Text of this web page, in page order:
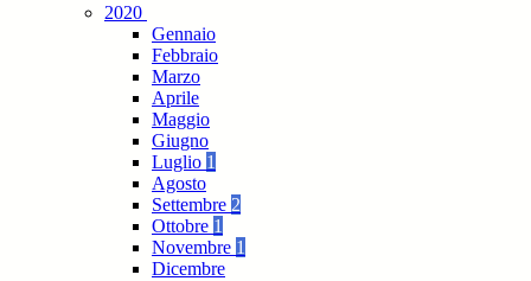
2020
Gennaio
Febbraio
Marzo
Aprile
Maggio
Giugno
Luglio 1
Agosto
Settembre 2
Ottobre 1
Novembre 1
Dicembre